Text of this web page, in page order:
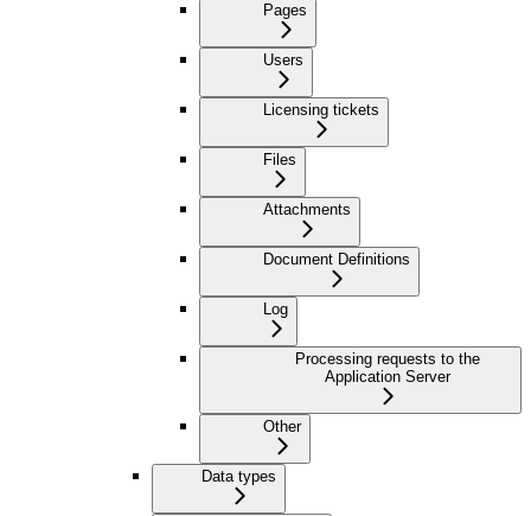
Pages
Users
Licensing tickets
Files
Attachments
Document Definitions
Log
Processing requests to the
Application Server
Other
Data types